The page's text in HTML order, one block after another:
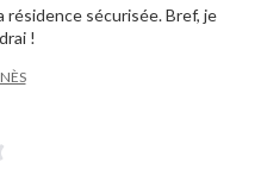
résidence sécurisée. Bref, je
!